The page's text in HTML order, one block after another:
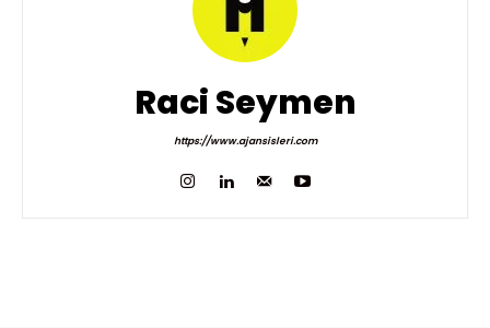
Raci Seymen
https://www.ajansisleri.com